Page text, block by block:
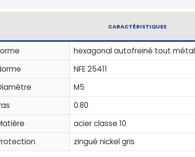
CARACTÉRISTIQUES
hexagonal autofreiné tout métal
NFE 25411
M5
0.80
acier classe 10
zingué nickel gris